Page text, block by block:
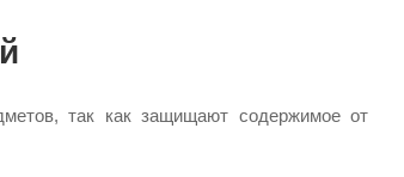
так как защищают содержимое от